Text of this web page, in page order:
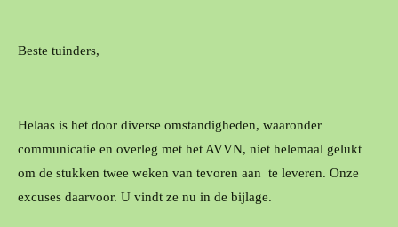
Beste tuinders,
Helaas is het door diverse omstandigheden, waaronder
communicatie en overleg met het AVVN, niet helemaal gelukt
om de stukken twee weken van tevoren aan te leveren. Onze
excuses daarvoor. U vindt ze nu in de bijlage.